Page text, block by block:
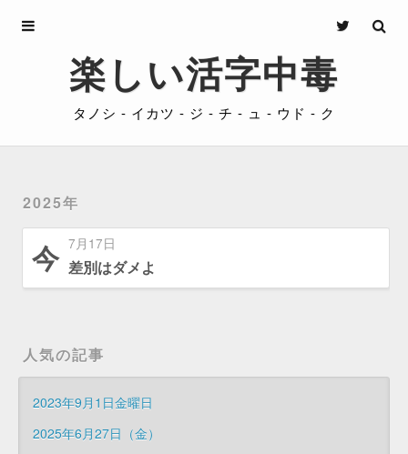
楽しい活字中毒
タノシ - イカツ - ジ - チ - ュ - ウド - ク
2025年
今 7月17日
差別はダメよ
人気の記事
2023年9月1日金曜日
2025年6月27日（金）
Archives